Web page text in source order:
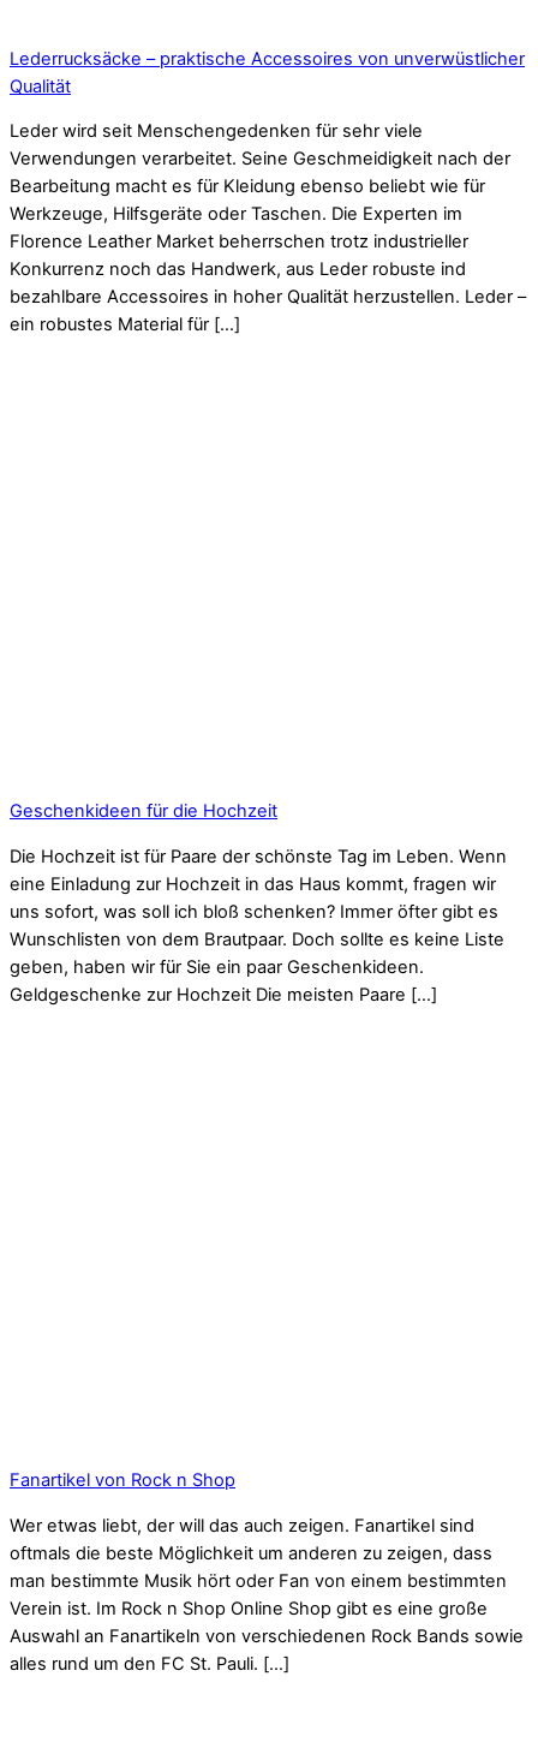
Lederrucksäcke – praktische Accessoires von unverwüstlicher
Qualität
Leder wird seit Menschengedenken für sehr viele
Verwendungen verarbeitet. Seine Geschmeidigkeit nach der
Bearbeitung macht es für Kleidung ebenso beliebt wie für
Werkzeuge, Hilfsgeräte oder Taschen. Die Experten im
Florence Leather Market beherrschen trotz industrieller
Konkurrenz noch das Handwerk, aus Leder robuste ind
bezahlbare Accessoires in hoher Qualität herzustellen. Leder –
ein robustes Material für […]
Geschenkideen für die Hochzeit
Die Hochzeit ist für Paare der schönste Tag im Leben. Wenn
eine Einladung zur Hochzeit in das Haus kommt, fragen wir
uns sofort, was soll ich bloß schenken? Immer öfter gibt es
Wunschlisten von dem Brautpaar. Doch sollte es keine Liste
geben, haben wir für Sie ein paar Geschenkideen.
Geldgeschenke zur Hochzeit Die meisten Paare […]
Fanartikel von Rock n Shop
Wer etwas liebt, der will das auch zeigen. Fanartikel sind
oftmals die beste Möglichkeit um anderen zu zeigen, dass
man bestimmte Musik hört oder Fan von einem bestimmten
Verein ist. Im Rock n Shop Online Shop gibt es eine große
Auswahl an Fanartikeln von verschiedenen Rock Bands sowie
alles rund um den FC St. Pauli. […]